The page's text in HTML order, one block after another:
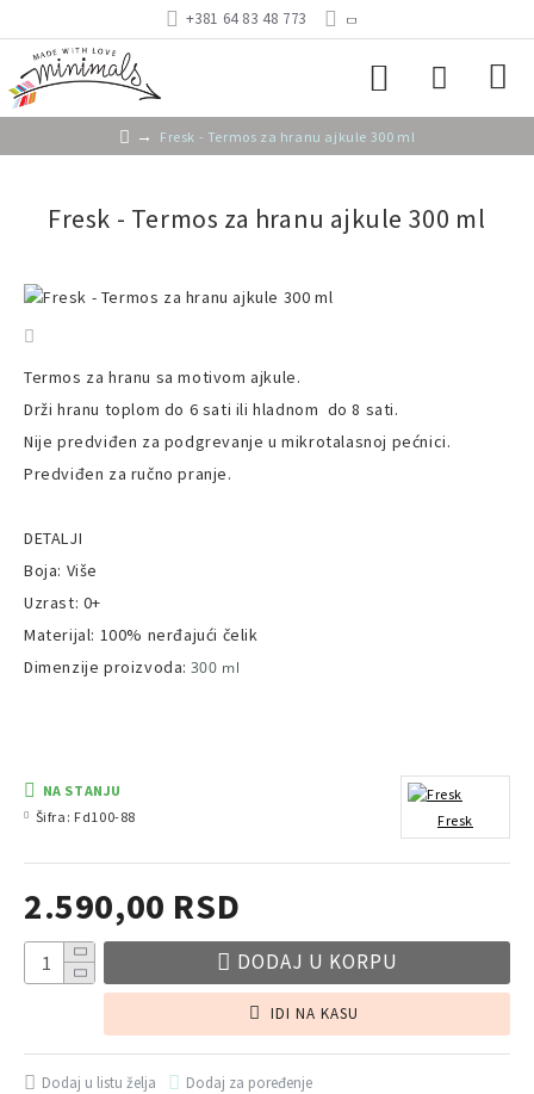
+381 64 83 48 773
Fresk - Termos za hranu ajkule 300 ml
Fresk - Termos za hranu ajkule 300 ml
Termos za hranu sa motivom ajkule.
Drži hranu toplom do 6 sati ili hladnom do 8 sati.
Nije predviđen za podgrevanje u mikrotalasnoj pećnici.
Predviđen za ručno pranje.
DETALJI
Boja: Više
Uzrast: 0+
Materijal: 100% nerđajući čelik
Dimenzije proizvoda: 300 ml
2.590,00 RSD
NA STANJU
Šifra: Fd100-88 Fresk
DODAJ U KORPU
IDI NA KASU
Dodaj u listu želja Dodaj za poređenje